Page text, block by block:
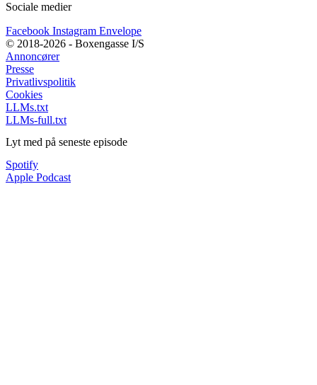
Sociale medier
Facebook Instagram Envelope
© 2018-2026 - Boxengasse I/S
Annoncører
Presse
Privatlivspolitik
Cookies
LLMs.txt
LLMs-full.txt
Lyt med på seneste episode
Spotify
Apple Podcast